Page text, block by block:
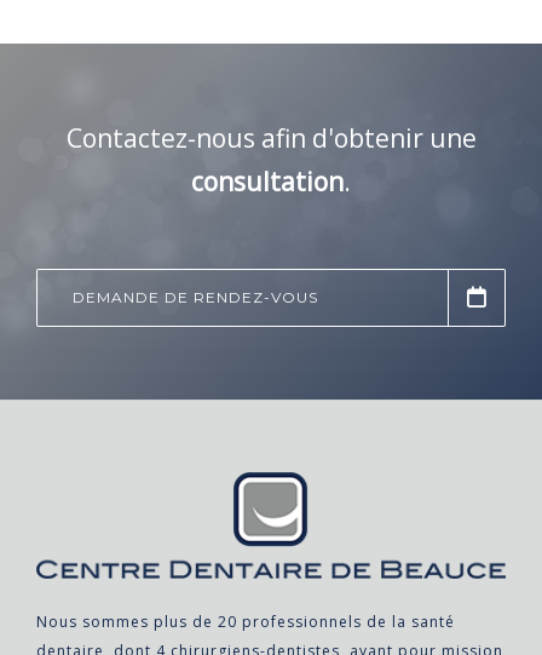
Contactez-nous afin d'obtenir une
consultation.
DEMANDE DE RENDEZ-VOUS
Nous sommes plus de 20 professionnels de la santé